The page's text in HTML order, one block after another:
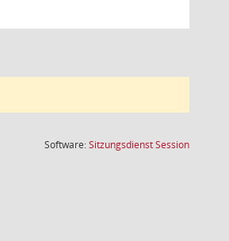
Software:SitzungsdienstSession(Wird in